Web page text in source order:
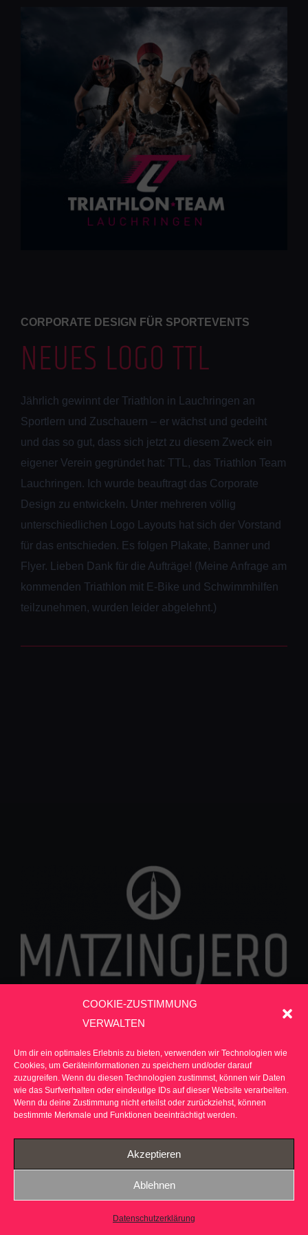
COOKIE-ZUSTIMMUNG
VERWALTEN
Um dir ein optimales Erlebnis zu bieten, verwenden wir Technologien wie
Cookies, um Geräteinformationen zu speichern und/oder darauf
zuzugreifen. Wenn du diesen Technologien zustimmst, können wir Daten
wie das Surfverhalten oder eindeutige IDs auf dieser Website verarbeiten.
Wenn du deine Zustimmung nicht erteilst oder zurückziehst, können
bestimmte Merkmale und Funktionen beeinträchtigt werden.
Akzeptieren
Ablehnen
Datenschutzerklärung
CORPORATE DESIGN FÜR SPORTEVENTS
NEUES LOGO TTL
Jährlich gewinnt der Triathlon in Lauchringen an
Sportlern und Zuschauern – er wächst und gedeiht
und das so gut, dass sich jetzt zu diesem Zweck ein
eigener Verein gegründet hat: TTL, das Triathlon Team
Lauchringen. Ich wurde beauftragt das Corporate
Design zu entwickeln. Unter mehreren völlig
unterschiedlichen Logo Layouts hat sich der Vorstand
für das entschieden. Es folgen Plakate, Banner und
Flyer. Lieben Dank für die Aufträge! (Meine Anfrage am
kommenden Triathlon mit E-Bike und Schwimmhilfen
teilzunehmen, wurden leider abgelehnt.)
*GRAFIKDESIGN *WEBDESIGN* ILLUSTRATION
*KARIKATUREN* STICKEREI
© Copyright 2003
-2026 |Impressum| MATZINGJERO DESIGN -